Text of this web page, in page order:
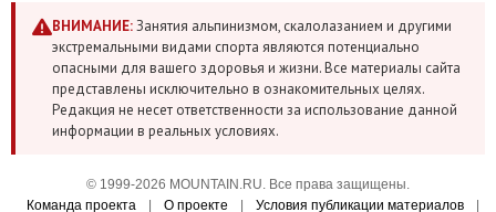
ВНИМАНИЕ:Занятия альпинизмом, скалолазанием и другими
экстремальными видами спорта являются потенциально
опасными для вашего здоровья и жизни. Все материалы сайта
представлены исключительно в ознакомительных целях.
Редакция не несет ответственности за использование данной
информации в реальных условиях.
© 1999-2026 MOUNTAIN.RU. Все права защищены.
Команда проекта
О проекте Условия публикации материалов